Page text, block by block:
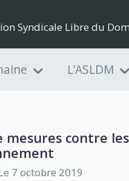
Syndicale Libre du
L’ASLDM
mesures contre
7 octobre 2019